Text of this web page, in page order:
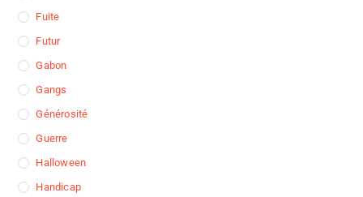
Fuite
Futur
Gabon
Gangs
Générosité
Guerre
Halloween
Handicap